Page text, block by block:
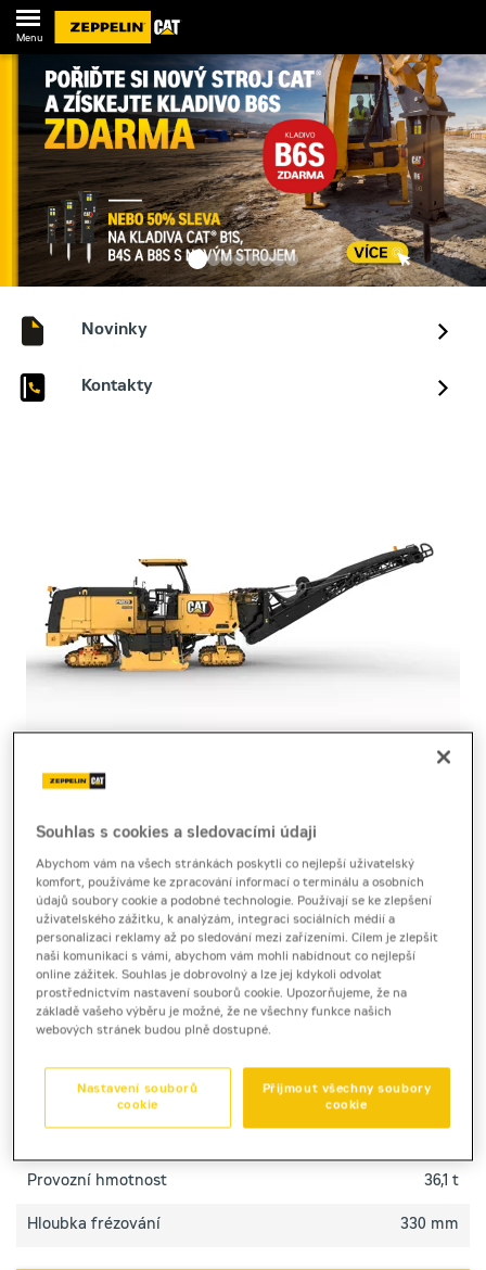
Menu
Novinky
Kontakty
Produktový list [0,4 MB] Brožura [3,1 MB]
Silniční fréza Cat PM820 nabízí masivní výkon, široký
záběr a rychlou práci pro náročnou obnovu silnic.
TECHNICKÉ PARAMETRY
Výkon motoru 595 kW
Provozní hmotnost 36,1 t
Hloubka frézování 330 mm
Souhlas s cookies a sledovacími údaji
Abychom vám na všech stránkách poskytli co nejlepší uživatelský
komfort, používáme ke zpracování informací o terminálu a osobních
údajů soubory cookie a podobné technologie. Používají se ke zlepšení
uživatelského zážitku, k analýzám, integraci sociálních médií a
personalizaci reklamy až po sledování mezi zařízeními. Cílem je zlepšit
naši komunikaci s vámi, abychom vám mohli nabídnout co nejlepší
online zážitek. Souhlas je dobrovolný a lze jej kdykoli odvolat
prostřednictvím nastavení souborů cookie. Upozorňujeme, že na
základě vašeho výběru je možné, že ne všechny funkce našich
webových stránek budou plně dostupné.
Přijmout všechny soubory
cookie
Nastavení souborů
cookie